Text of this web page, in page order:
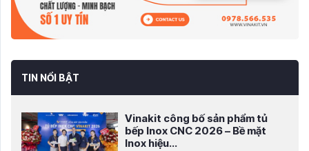
TIN NỔI BẬT
Vinakit công bố sản phẩm tủ
bếp Inox CNC 2026 – Bề mặt
Inox hiệu...